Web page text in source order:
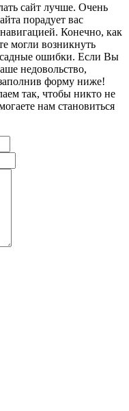
сайт лучше. Очень
порадует вас
Конечно, как
могли возникнуть
ошибки. Если Вы
недовольство,
форму ниже!
так, чтобы никто не
нам становиться